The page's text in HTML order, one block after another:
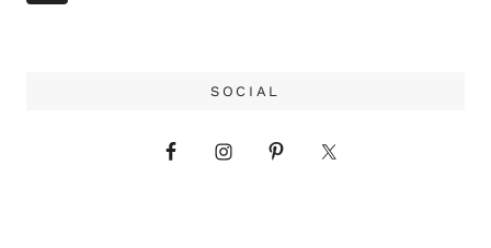
SOCIAL